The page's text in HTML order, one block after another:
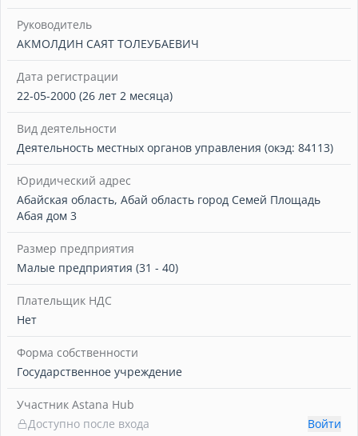
Руководитель
АКМОЛДИН САЯТ ТОЛЕУБАЕВИЧ
Дата регистрации
22-05-2000 (26 лет 2 месяца)
Вид деятельности
Деятельность местных органов управления (окэд: 84113)
Юридический адрес
Абайская область, Абай область город Семей Площадь
Абая дом 3
Размер предприятия
Малые предприятия (31 - 40)
Плательщик НДС
Нет
Форма собственности
Государственное учреждение
Участник Astana Hub
Доступно после входа
Войти